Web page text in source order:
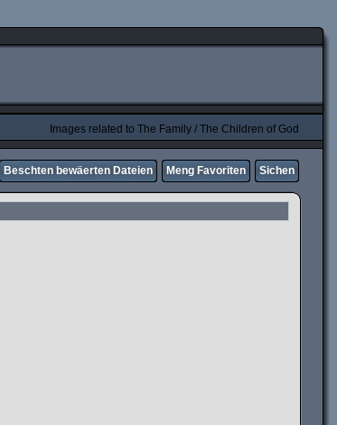
Images related to The Family / The Children of God
Beschten bewäerten Dateien Meng Favoriten Sichen